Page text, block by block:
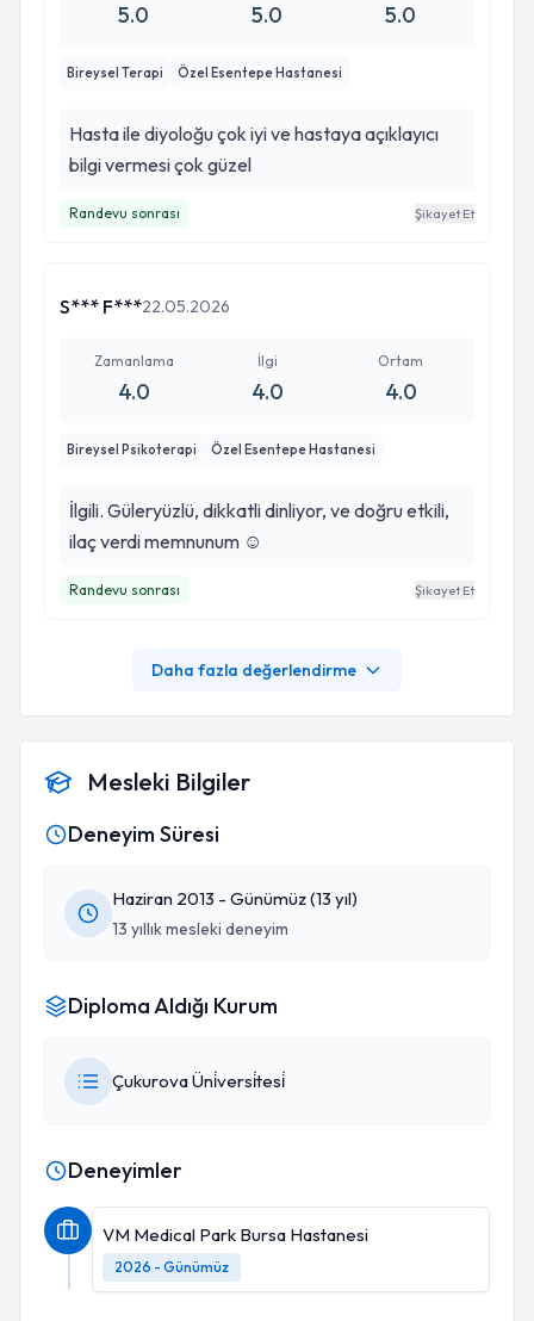
5.0 5.0 5.0
Bireysel Terapi Özel Esentepe Hastanesi
Hasta ile diyoloğu çok iyi ve hastaya açıklayıcı
bilgi vermesi çok güzel
Randevu sonrası Şikayet Et
S*** F***22.05.2026
Zamanlama
4.0
İlgi
4.0
Ortam
4.0
Bireysel Psikoterapi Özel Esentepe Hastanesi
İlgili. Güleryüzlü, dikkatli dinliyor, ve doğru etkili,
ilaç verdi memnunum ☺
Randevu sonrası Şikayet Et
Daha fazla değerlendirme
Mesleki Bilgiler
Deneyim Süresi
Haziran 2013 - Günümüz (13 yıl)
13 yıllık mesleki deneyim
Diploma Aldığı Kurum
Çukurova Üni̇versi̇tesi̇
Deneyimler
VM Medical Park Bursa Hastanesi
2026 - Günümüz